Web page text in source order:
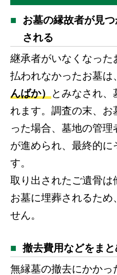
お墓の縁故者が見
される
継承者がいなくなっ
払われなかったお墓は、
んばか）
とみなされ
れます。調査の末、
った場合、墓地の管
が進められ、最終的に
す。
取り出されたご遺骨
お墓に埋葬されるた
せん。
撤去費用などをま
無縁墓の撤去にかか